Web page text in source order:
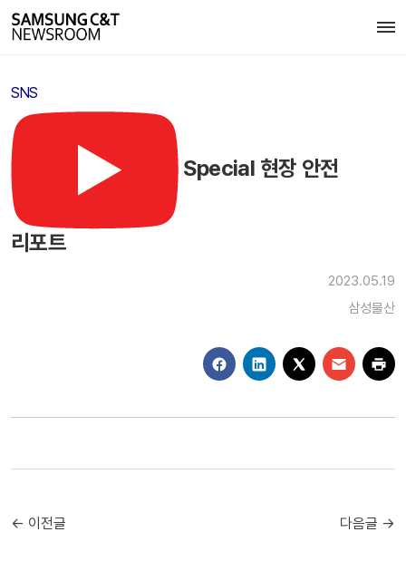
SNS
Special 현장 안전
리포트
2023.05.19
삼성물산
← 이전글 다음글 →